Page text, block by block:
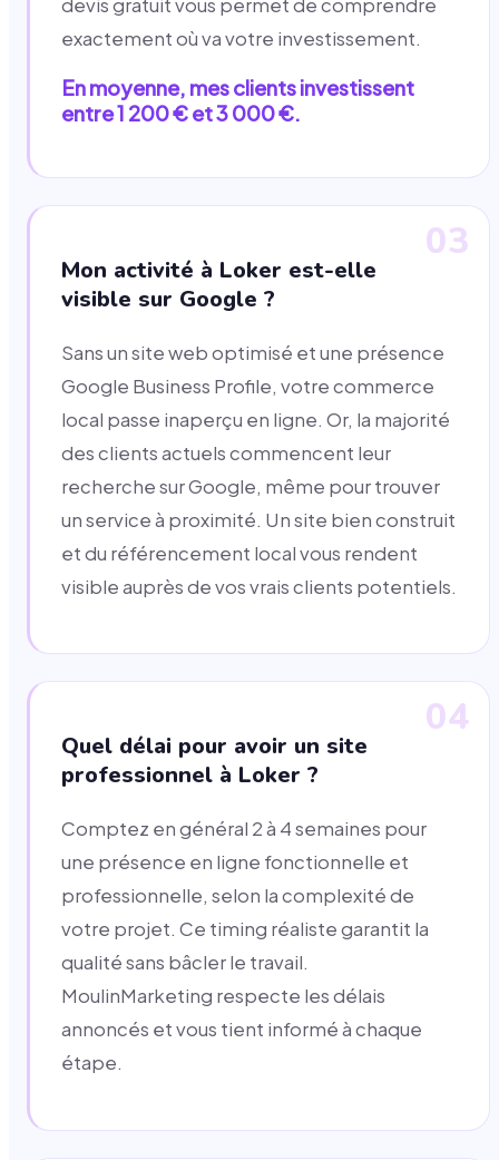
devis gratuit vous permet de comprendre
exactement où va votre investissement.
En moyenne, mes clients investissent
entre 1 200 € et 3 000 €.
03
Mon activité à Loker est-elle
visible sur Google ?
Sans un site web optimisé et une présence
Google Business Profile, votre commerce
local passe inaperçu en ligne. Or, la majorité
des clients actuels commencent leur
recherche sur Google, même pour trouver
un service à proximité. Un site bien construit
et du référencement local vous rendent
visible auprès de vos vrais clients potentiels.
04
Quel délai pour avoir un site
professionnel à Loker ?
Comptez en général 2 à 4 semaines pour
une présence en ligne fonctionnelle et
professionnelle, selon la complexité de
votre projet. Ce timing réaliste garantit la
qualité sans bâcler le travail.
MoulinMarketing respecte les délais
annoncés et vous tient informé à chaque
étape.